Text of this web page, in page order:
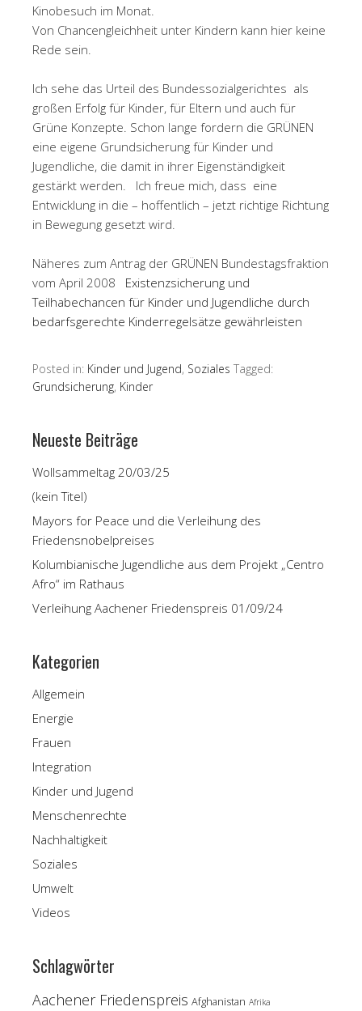
Kinobesuch im Monat.
Von Chancengleichheit unter Kindern kann hier keine
Rede sein.
Ich sehe das Urteil des Bundessozialgerichtes als
großen Erfolg für Kinder, für Eltern und auch für
Grüne Konzepte. Schon lange fordern die GRÜNEN
eine eigene Grundsicherung für Kinder und
Jugendliche, die damit in ihrer Eigenständigkeit
gestärkt werden. Ich freue mich, dass eine
Entwicklung in die – hoffentlich – jetzt richtige Richtung
in Bewegung gesetzt wird.
Näheres zum Antrag der GRÜNEN Bundestagsfraktion
vom April 2008 Existenzsicherung und
Teilhabechancen für Kinder und Jugendliche durch
bedarfsgerechte Kinderregelsätze gewährleisten
Posted in: Kinder und Jugend, Soziales Tagged:
Grundsicherung, Kinder
Neueste Beiträge
Wollsammeltag 20/03/25
(kein Titel)
Mayors for Peace und die Verleihung des
Friedensnobelpreises
Kolumbianische Jugendliche aus dem Projekt „Centro
Afro“ im Rathaus
Verleihung Aachener Friedenspreis 01/09/24
Kategorien
Allgemein
Energie
Frauen
Integration
Kinder und Jugend
Menschenrechte
Nachhaltigkeit
Soziales
Umwelt
Videos
Schlagwörter
Aachener Friedenspreis Afghanistan Afrika